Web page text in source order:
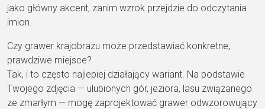
jako główny akcent, zanim wzrok przejdzie do odczytania
imion.
Czy grawer krajobrazu może przedstawiać konkretne,
prawdziwe miejsce?
Tak, i to często najlepiej działający wariant. Na podstawie
Twojego zdjęcia — ulubionych gór, jeziora, lasu związanego
ze zmarłym — mogę zaprojektować grawer odwzorowujący